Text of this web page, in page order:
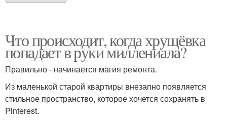
Что происходит, когда хрущёвка
попадает в руки миллениала?
Правильно - начинается магия ремонта.
Из маленькой старой квартиры внезапно появляется
стильное пространство, которое хочется сохранять в
Pinterest.